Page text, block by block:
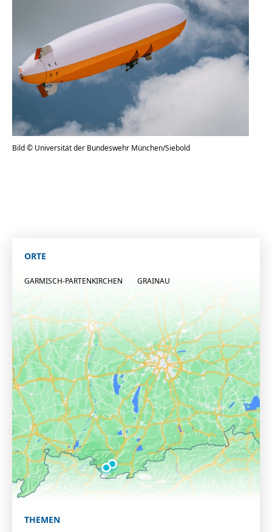
Zeit fürs Oberland
Bild © Universität der Bundeswehr München/Siebold
ORTE
GARMISCH-PARTENKIRCHEN GRAINAU
THEMEN